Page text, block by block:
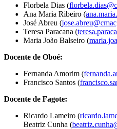
Florbela Dias (
Ana Maria Ribeiro (
José Abreu (
Teresa Paracana (
Maria João Balseiro (
Docente de Oboé:
Fernanda Amorim (
Francisco Santos (
Docente de Fagote:
Ricardo Lameiro (
Beatriz Cunha (